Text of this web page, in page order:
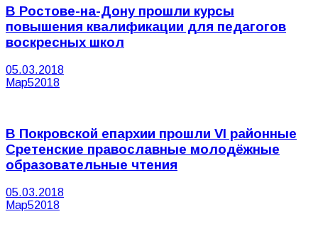
В Ростове-на-Дону прошли курсы
повышения квалификации для педагогов
воскресных школ
05.03.2018
Мар52018
В Покровской епархии прошли VI районные
Сретенские православные молодёжные
образовательные чтения
05.03.2018
Мар52018